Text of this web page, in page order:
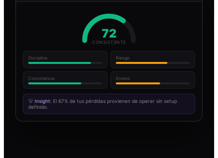
72
CONSISTENTE
Disciplina Riesgo
Consistencia Errores
💡 Insight: El 67% de tus pérdidas provienen de operar sin setup
definido.